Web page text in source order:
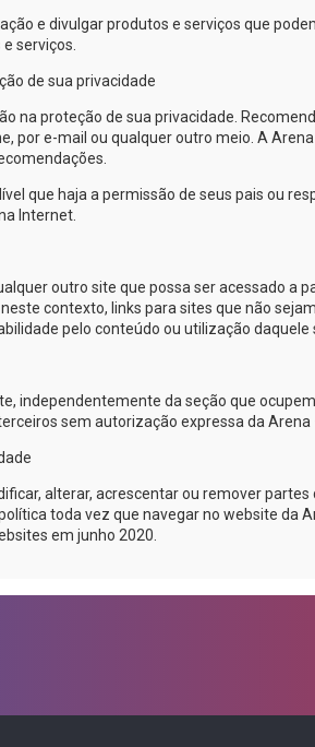
e divulgar produtos e serviços que
serviços.
de sua privacidade
na proteção de sua privacidade.
pore-mail ou qualquer outro meio. A Arena
que haja a permissão de seus pais ou
Internet.
outro site que possa ser acessado a
contexto, links para sites que não
pelo conteúdo ou utilização daquele
independentemente da seção que
sem autorização expressa da Arena
alterar, acrescentar ou remover
toda vez que navegar no website da
em junho 2020.